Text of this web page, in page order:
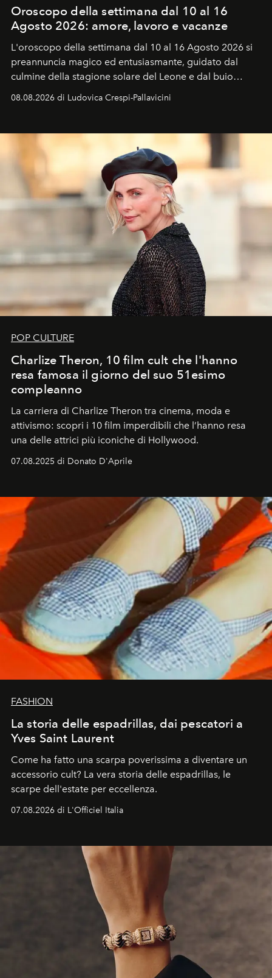
Oroscopo della settimana dal 10 al 16
Agosto 2026: amore, lavoro e vacanze
L'oroscopo della settimana dal 10 al 16 Agosto 2026 si
preannuncia magico ed entusiasmante, guidato dal
culmine della stagione solare del Leone e dal buio
ideale per la notte delle Perseidi.
08.08.2026 di Ludovica Crespi-Pallavicini
POP CULTURE
Charlize Theron, 10 film cult che l'hanno
resa famosa il giorno del suo 51esimo
compleanno
La carriera di Charlize Theron tra cinema, moda e
attivismo: scopri i 10 film imperdibili che l’hanno resa
una delle attrici più iconiche di Hollywood.
07.08.2025 di Donato D'Aprile
FASHION
La storia delle espadrillas, dai pescatori a
Yves Saint Laurent
Come ha fatto una scarpa poverissima a diventare un
accessorio cult? La vera storia delle espadrillas, le
scarpe dell'estate per eccellenza.
07.08.2026 di L'Officiel Italia